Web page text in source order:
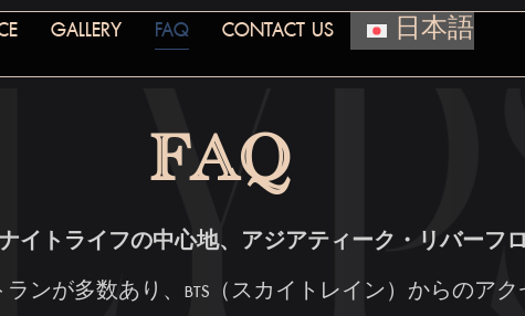
GALLERY FAQ CONTACT US 日本語
FAQ
イトライフの中心地、アジアティーク・リバーフ
ンが多数あり、BTS（スカイトレイン）からのアク